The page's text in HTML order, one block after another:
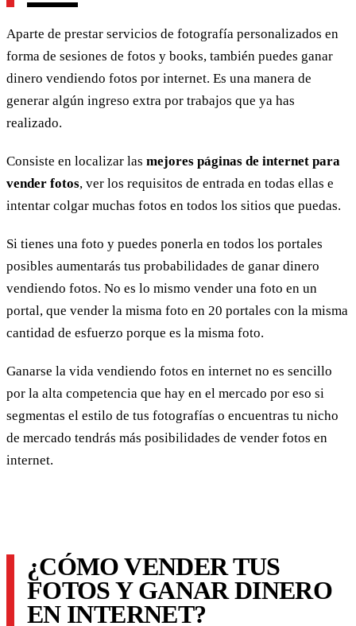
Aparte de prestar servicios de fotografía personalizados en
forma de sesiones de fotos y books, también puedes ganar
dinero vendiendo fotos por internet. Es una manera de
generar algún ingreso extra por trabajos que ya has
realizado.
Consiste en localizar las mejores páginas de internet para
vender fotos, ver los requisitos de entrada en todas ellas e
intentar colgar muchas fotos en todos los sitios que puedas.
Si tienes una foto y puedes ponerla en todos los portales
posibles aumentarás tus probabilidades de ganar dinero
vendiendo fotos. No es lo mismo vender una foto en un
portal, que vender la misma foto en 20 portales con la misma
cantidad de esfuerzo porque es la misma foto.
Ganarse la vida vendiendo fotos en internet no es sencillo
por la alta competencia que hay en el mercado por eso si
segmentas el estilo de tus fotografías o encuentras tu nicho
de mercado tendrás más posibilidades de vender fotos en
internet.
¿CÓMO VENDER TUS
FOTOS Y GANAR DINERO
EN INTERNET?